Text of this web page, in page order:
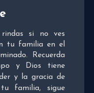
si no ves
tu familia en el
Recuerda
y Dios tiene
y la gracia de
familia, sigue